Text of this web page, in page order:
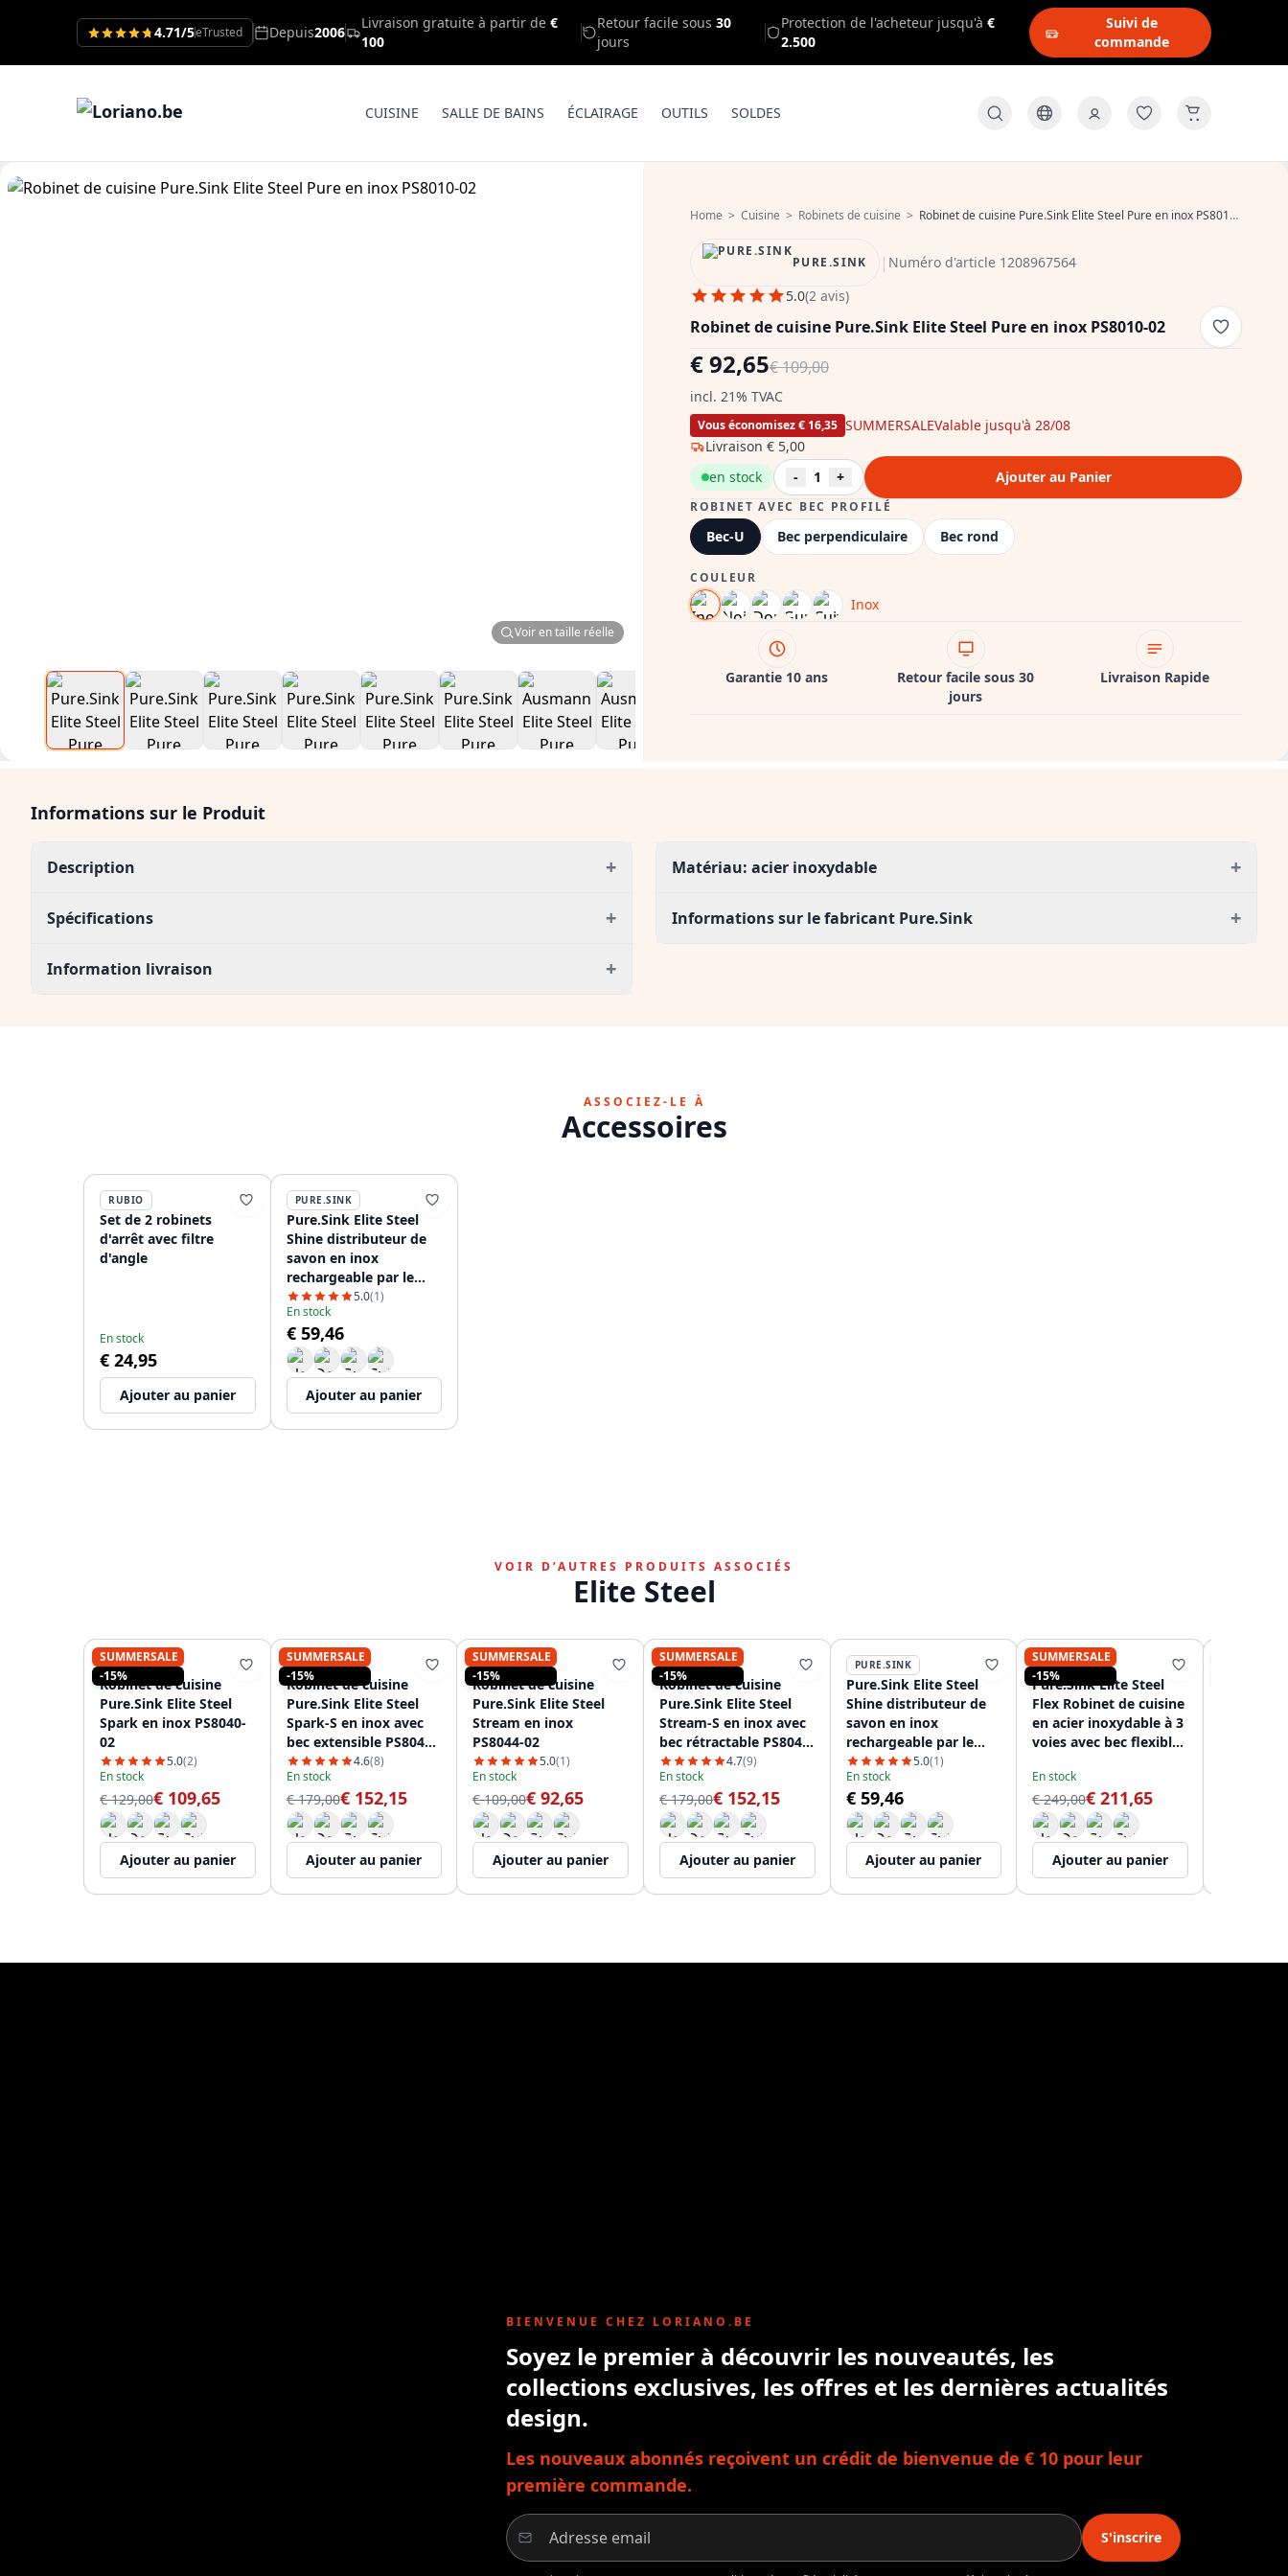
4.71/5eTrusted Depuis2006
Livraison gratuite à partir de €
100
Retour facile sous 30
jours
Protection de l'acheteur jusqu'à €
2.500
Suivi de
commande
CUISINE SALLE DE BAINS ÉCLAIRAGE OUTILS SOLDES
Voir en taille réelle
Home > Cuisine > Robinets de cuisine > Robinet de cuisine Pure.Sink Elite Steel Pure en inox PS8010-02
PURE.SINK | Numéro d'article 1208967564
5.0(2 avis)
Robinet de cuisine Pure.Sink Elite Steel Pure en inox PS8010-02
€ 92,65€ 109,00
incl. 21% TVAC
Vous économisez € 16,35 SUMMERSALEValable jusqu'à 28/08
Livraison € 5,00
en stock
- 1 + Ajouter au Panier
ROBINET AVEC BEC PROFILÉ
Bec-U Bec perpendiculaire Bec rond
COULEUR
Inox
Garantie 10 ans
Retour facile sous 30
jours
Livraison Rapide
Informations sur le Produit
Description +
Spécifications +
Information livraison +
Matériau: acier inoxydable +
Informations sur le fabricant Pure.Sink +
ASSOCIEZ-LE À
Accessoires
RUBIO
Set de 2 robinets
d'arrêt avec filtre
d'angle
En stock
€ 24,95
Ajouter au panier
PURE.SINK
Pure.Sink Elite Steel
Shine distributeur de
savon en inox
rechargeable par le
dessus PS9010-02
5.0(1)
En stock
€ 59,46
Ajouter au panier
VOIR D’AUTRES PRODUITS ASSOCIÉS
Elite Steel
SUMMERSALE
-15%
PURE.SINK
Robinet de cuisine
Pure.Sink Elite Steel
Spark en inox PS8040-
02
5.0(2)
En stock
€ 129,00€ 109,65
Ajouter au panier
SUMMERSALE
-15%
PURE.SINK
Robinet de cuisine
Pure.Sink Elite Steel
Spark-S en inox avec
bec extensible PS8041-
02
4.6(8)
En stock
€ 179,00€ 152,15
Ajouter au panier
SUMMERSALE
-15%
PURE.SINK
Robinet de cuisine
Pure.Sink Elite Steel
Stream en inox
PS8044-02
5.0(1)
En stock
€ 109,00€ 92,65
Ajouter au panier
SUMMERSALE
-15%
PURE.SINK
Robinet de cuisine
Pure.Sink Elite Steel
Stream-S en inox avec
bec rétractable PS8045-
02.
4.7(9)
En stock
€ 179,00€ 152,15
Ajouter au panier
PURE.SINK
Pure.Sink Elite Steel
Shine distributeur de
savon en inox
rechargeable par le
dessus PS9010-02
5.0(1)
En stock
€ 59,46
Ajouter au panier
SUMMERSALE
-15%
PURE.SINK
Pure.Sink Elite Steel
Flex Robinet de cuisine
en acier inoxydable à 3
voies avec bec flexible
02
En stock
€ 249,00€ 211,65
Ajouter au panier
BIENVENUE CHEZ LORIANO.BE
Soyez le premier à découvrir les nouveautés, les
collections exclusives, les offres et les dernières actualités
design.
Les nouveaux abonnés reçoivent un crédit de bienvenue de € 10 pour leur
première commande.
S'inscrire